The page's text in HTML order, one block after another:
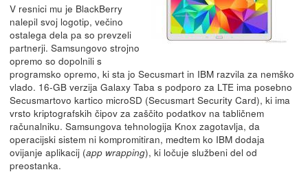
V resnici mu je BlackBerry
nalepil svoj logotip, večino
ostalega dela pa so prevzeli
partnerji. Samsungovo strojno
opremo so dopolnili s
programsko opremo, ki sta jo Secusmart in IBM razvila za nemško
vlado. 16-GB verzija Galaxy Taba s podporo za LTE ima posebno
Secusmartovo kartico microSD (Secusmart Security Card), ki ima
vrsto kriptografskih čipov za zaščito podatkov na tabličnem
računalniku. Samsungova tehnologija Knox zagotavlja, da
operacijski sistem ni kompromitiran, medtem ko IBM dodaja
ovijanje aplikacij (app wrapping), ki ločuje službeni del od
preostanka.